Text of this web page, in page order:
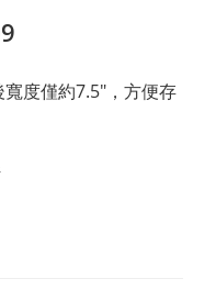
度僅約7.5"，方便存